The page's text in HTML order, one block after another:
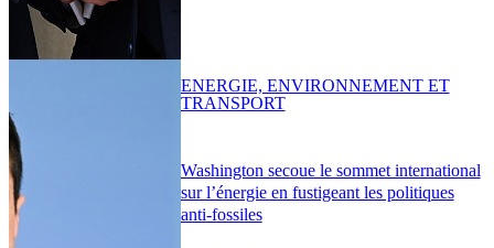
Washington secoue le sommet international
sur l’énergie en fustigeant les politiques
anti-fossiles
ENERGIE, ENVIRONNEMENT ET
TRANSPORT